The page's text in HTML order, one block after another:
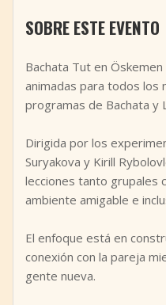
SOBRE ESTE EVENTO
Bachata Tut en
animadas para todos los
programas de Bachata y
Dirigida por los
Suryakova y Kirill
lecciones tanto grupales
ambiente amigable e
El enfoque está en
conexión con la pareja
gente nueva.